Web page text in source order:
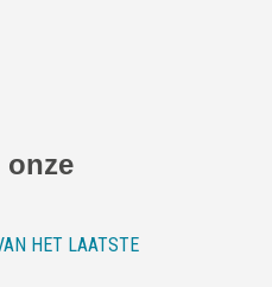
onze
HET LAATSTE